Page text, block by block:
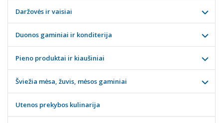
Daržovės ir vaisiai
Duonos gaminiai ir konditerija
Pieno produktai ir kiaušiniai
Šviežia mėsa, žuvis, mėsos gaminiai
Utenos prekybos kulinarija